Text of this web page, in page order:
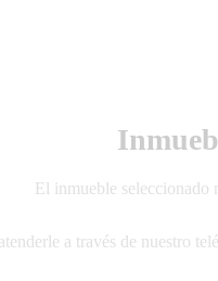
El inmueble seleccionado
a través de nuestro